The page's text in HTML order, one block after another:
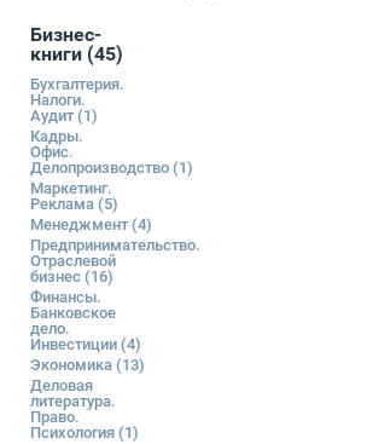
Бизнес-
книги (45)
Бухгалтерия.
Налоги.
Аудит(1)
Кадры.
Офис.
Делопроизводство (1)
Маркетинг.
Реклама (5)
Менеджмент(4)
Предпринимательство.
Отраслевой
бизнес (16)
Финансы.
Банковское
дело.
Инвестиции (4)
Экономика (13)
Деловая
литература.
Право.
Психология (1)